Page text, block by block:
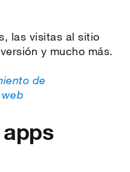
las visitas al sitio
y mucho más.
de